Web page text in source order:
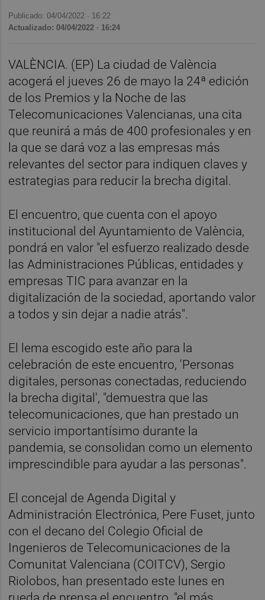
Publicado: 04/04/2022 · 16:22
Actualizado: 04/04/2022 · 16:24
VALÈNCIA. (EP) La ciudad de València
acogerá el jueves 26 de mayo la 24ª edición
de los Premios y la Noche de las
Telecomunicaciones Valencianas, una cita
que reunirá a más de 400 profesionales y en
la que se dará voz a las empresas más
relevantes del sector para indiquen claves y
estrategias para reducir la brecha digital.
El encuentro, que cuenta con el apoyo
institucional del Ayuntamiento de València,
pondrá en valor "el esfuerzo realizado desde
las Administraciones Públicas, entidades y
empresas TIC para avanzar en la
digitalización de la sociedad, aportando valor
a todos y sin dejar a nadie atrás".
El lema escogido este año para la
celebración de este encuentro, 'Personas
digitales, personas conectadas, reduciendo
la brecha digital', "demuestra que las
telecomunicaciones, que han prestado un
servicio importantísimo durante la
pandemia, se consolidan como un elemento
imprescindible para ayudar a las personas".
El concejal de Agenda Digital y
Administración Electrónica, Pere Fuset, junto
con el decano del Colegio Oficial de
Ingenieros de Telecomunicaciones de la
Comunitat Valenciana (COITCV), Sergio
Riolobos, han presentado este lunes en